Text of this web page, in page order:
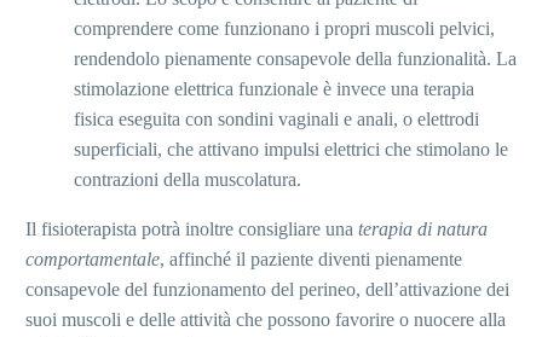
comprendere come funzionano i propri muscoli pelvici,
rendendolo pienamente consapevole della funzionalità. La
stimolazione elettrica funzionale è invece una terapia
fisica eseguita con sondini vaginali e anali, o elettrodi
superficiali, che attivano impulsi elettrici che stimolano le
contrazioni della muscolatura.
Il fisioterapista potrà inoltre consigliare una terapia di natura
comportamentale, affinché il paziente diventi pienamente
consapevole del funzionamento del perineo, dell’attivazione dei
suoi muscoli e delle attività che possono favorire o nuocere alla